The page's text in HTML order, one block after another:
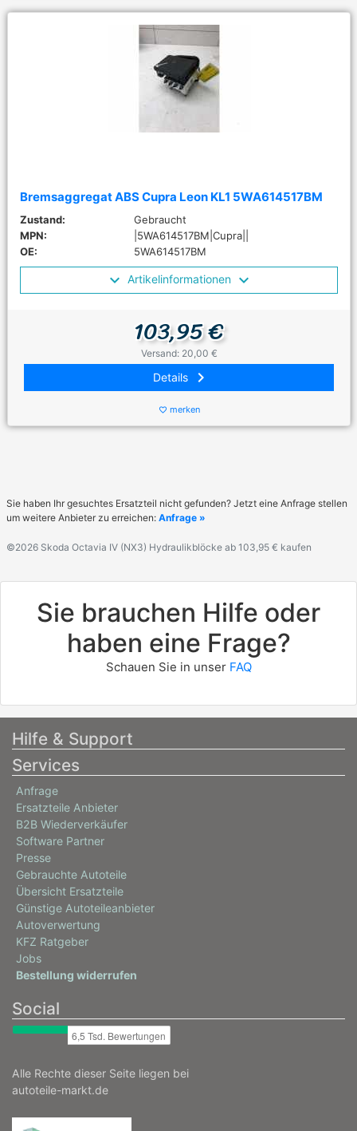
Bremsaggregat ABS Cupra Leon KL1 5WA614517BM
Zustand:
Gebraucht
MPN:
|5WA614517BM|Cupra||
OE:
5WA614517BM
Artikelinformationen
103,95 €
Versand: 20,00 €
Details keyboard_arrow_right
favorite_border merken
Sie haben Ihr gesuchtes Ersatzteil nicht gefunden? Jetzt eine Anfrage stellen
um weitere Anbieter zu erreichen: Anfrage »
©2026 Skoda Octavia IV (NX3) Hydraulikblöcke ab 103,95 € kaufen
Sie brauchen Hilfe oder
haben eine Frage?
Schauen Sie in unser FAQ
Hilfe & Support
Services
Anfrage
Ersatzteile Anbieter
B2B Wiederverkäufer
Software Partner
Presse
Gebrauchte Autoteile
Übersicht Ersatzteile
Günstige Autoteileanbieter
Autoverwertung
KFZ Ratgeber
Jobs
Bestellung widerrufen
Social
Alle Rechte dieser Seite liegen bei
autoteile-markt.de